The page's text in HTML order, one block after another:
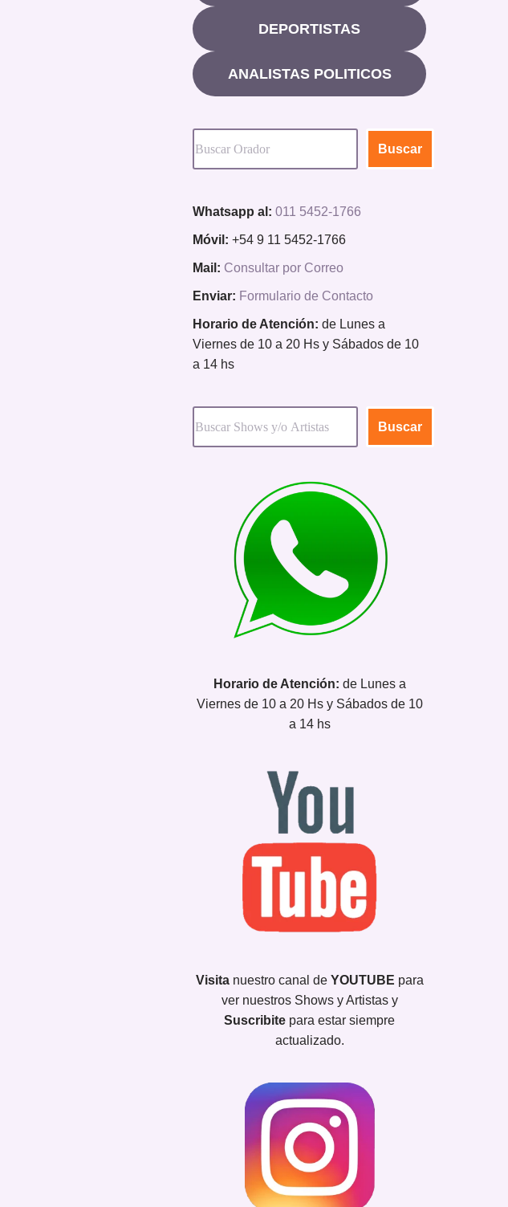
DEPORTISTAS
ANALISTAS POLITICOS
Buscar
Whatsapp al: 011 5452-1766
Móvil: +54 9 11 5452-1766
Mail: Consultar por Correo
Enviar: Formulario de Contacto
Horario de Atención: de Lunes a
Viernes de 10 a 20 Hs y Sábados de 10
a 14 hs
Buscar
Horario de Atención: de Lunes a
Viernes de 10 a 20 Hs y Sábados de 10
a 14 hs
Visita nuestro canal de YOUTUBE para
ver nuestros Shows y Artistas y
Suscribite para estar siempre
actualizado.